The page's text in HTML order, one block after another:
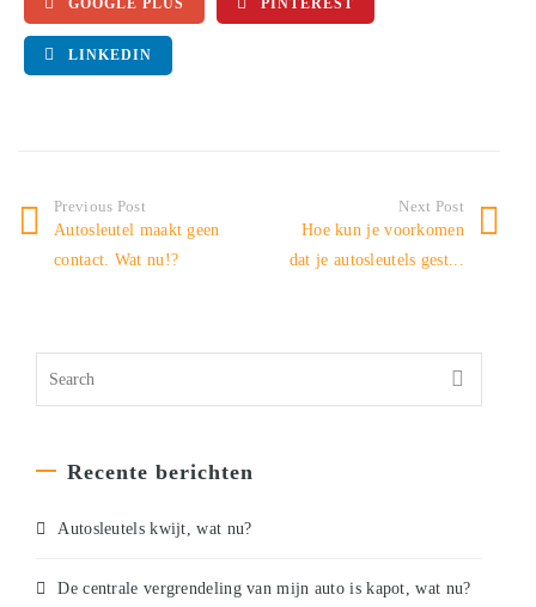
GOOGLE PLUS PINTEREST
LINKEDIN
Previous Post
Autosleutel maakt geen
contact. Wat nu!?
Next Post
Hoe kun je voorkomen
dat je autosleutels gest...
Recente berichten
Autosleutels kwijt, wat nu?
De centrale vergrendeling van mijn auto is kapot, wat nu?